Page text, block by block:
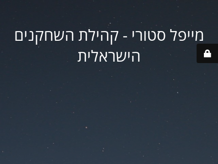
מייפל סטורי - קהילת השחקנים
הישראלית